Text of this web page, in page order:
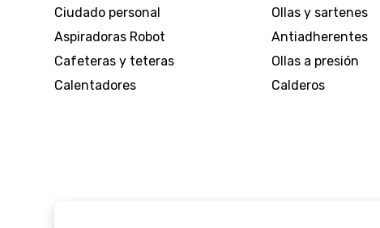
Para nosotros la calidad es la prioridad
seguridad, brindándote la tranquilidad que
¡Bienvenido a Universal! tu destino definitivo
Ciudado personal
Aspiradoras Robot
Cafeteras y teteras
Calentadores
Ollas y sartenes
Antiadherentes
Ollas a presión
Calderos